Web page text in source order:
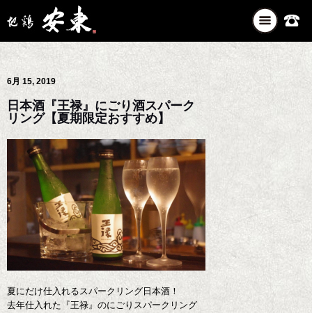
ナ
ビ
ゲ
シ
6月 15, 2019
日本酒『王禄』にごり酒スパーク
リング【夏期限定おすすめ】
夏にだけ仕入れるスパークリング日本酒！
去年仕入れた『王禄』のにごりスパークリング